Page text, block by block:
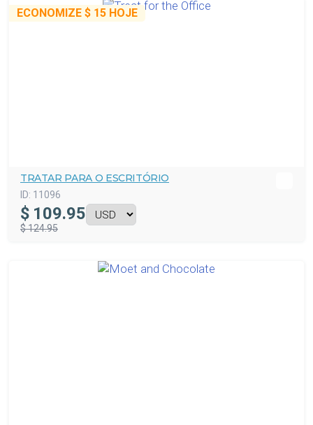
ECONOMIZE $ 15 HOJE
TRATAR PARA O ESCRITÓRIO
ID: 11096
$ 109.95
$ 124.95